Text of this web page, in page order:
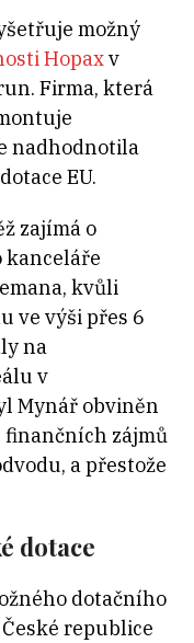
možný
Hopaxv
Firma, která
nadhodnotila
EU.
zajímá o
kanceláře
kvůli
ve výši přes 6
na
v
Mynář obviněn
finančních zájmů
a přestože
dotace
dotačního
republice